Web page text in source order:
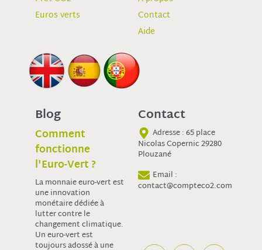
Euros verts
Contact
Aide
Blog
Comment
fonctionne
l'Euro-Vert ?
La monnaie euro-vert est
une innovation
monétaire dédiée à
lutter contre le
changement climatique.
Un euro-vert est
toujours adossé à une
Contact
Adresse : 65 place
Nicolas Copernic 29280
Plouzané
Email :
contact@compteco2.com